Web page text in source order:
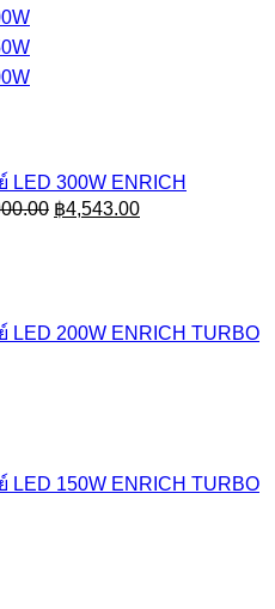
LED 300W ENRICH
Original
฿4,543.00Current
LED 200W ENRICH TURBO
LED 150W ENRICH TURBO